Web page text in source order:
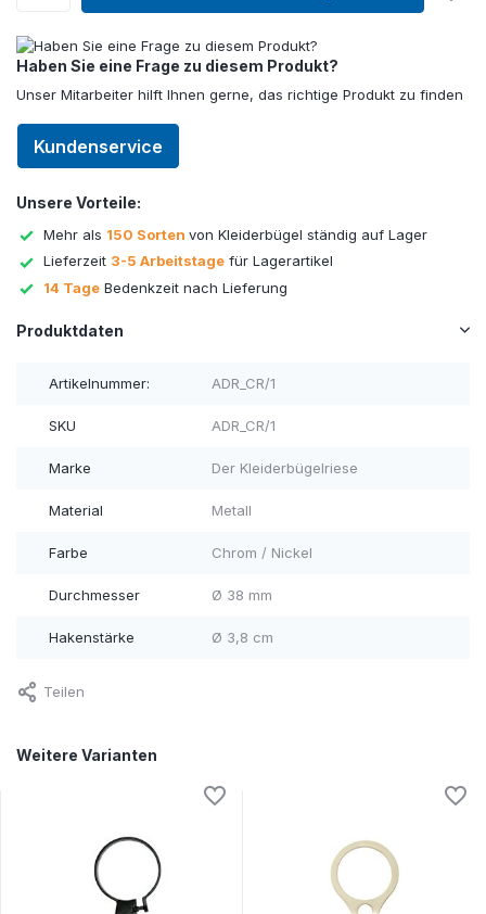
Haben Sie eine Frage zu diesem Produkt?
Unser Mitarbeiter hilft Ihnen gerne, das richtige Produkt zu finden
Kundenservice
Unsere Vorteile:
Mehr als 150 Sorten von Kleiderbügel ständig auf Lager
Lieferzeit 3-5 Arbeitstage für Lagerartikel
14 Tage Bedenkzeit nach Lieferung
Produktdaten
Artikelnummer: ADR_CR/1
SKU ADR_CR/1
Marke Der Kleiderbügelriese
Material Metall
Farbe Chrom / Nickel
Durchmesser Ø 38 mm
Hakenstärke Ø 3,8 cm
Teilen
Weitere Varianten